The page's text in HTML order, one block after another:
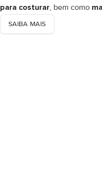
para costurar, bem como
SAIBA MAIS